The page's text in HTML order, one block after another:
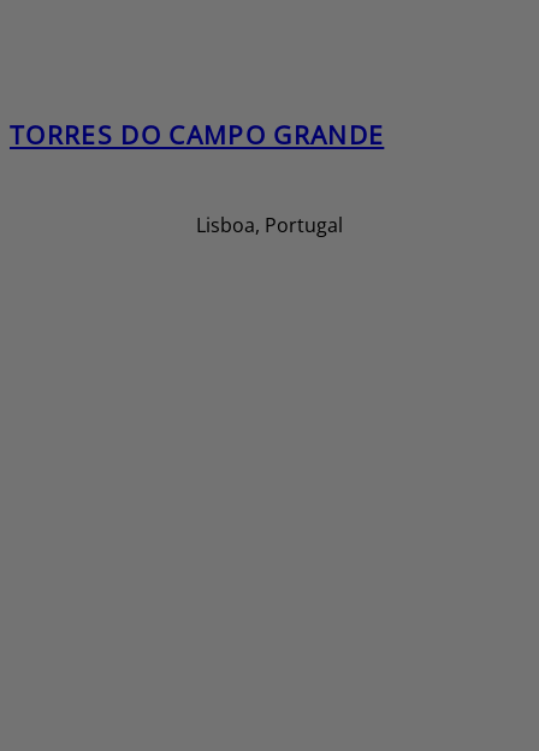
TORRES DO CAMPO GRANDE
Lisboa, Portugal